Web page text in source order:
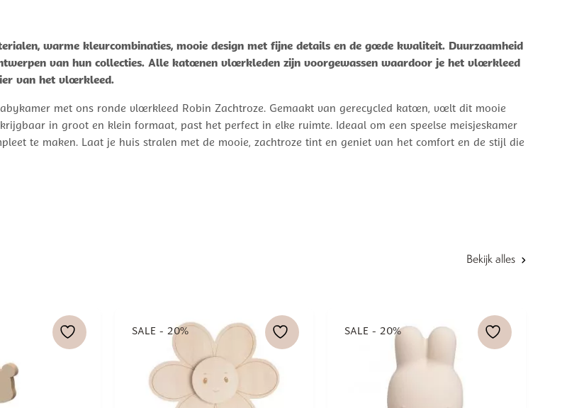
warme kleurcombinaties, mooie design met fijne details en de goede kwaliteit. Duurzaamheid
van hun collecties. Alle katoenen vloerkleden zijn voorgewassen waardoor je het vloerkleed
van het vloerkleed.
met ons ronde vloerkleed Robin Zachtroze. Gemaakt van gerecycled katoen, voelt dit mooie
in groot en klein formaat, past het perfect in elke ruimte. Ideaal om een speelse meisjeskamer
te maken. Laat je huis stralen met de mooie, zachtroze tint en geniet van het comfort en de stijl die
Bekijk alles
SALE - 20% SALE - 20%